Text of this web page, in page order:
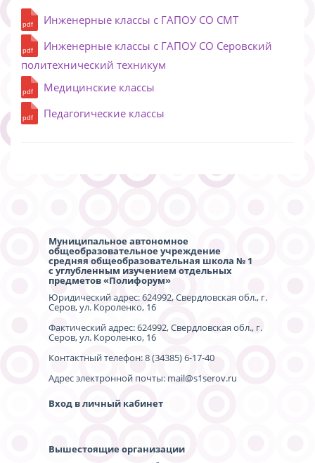
Инженерные классы с ГАПОУ СО СМТ
Инженерные классы с ГАПОУ СО Серовский
политехнический техникум
Медицинские классы
Педагогические классы
Муниципальное автономное
общеобразовательное учреждение
средняя общеобразовательная школа № 1
с углубленным изучением отдельных
предметов «Полифорум»
Юридический адрес: 624992, Свердловская обл., г.
Серов, ул. Короленко, 16
Фактический адрес: 624992, Свердловская обл., г.
Серов, ул. Короленко, 16
Контактный телефон: 8 (34385) 6-17-40
Адрес электронной почты: mail@s1serov.ru
Вход в личный кабинет
Вышестоящие организации